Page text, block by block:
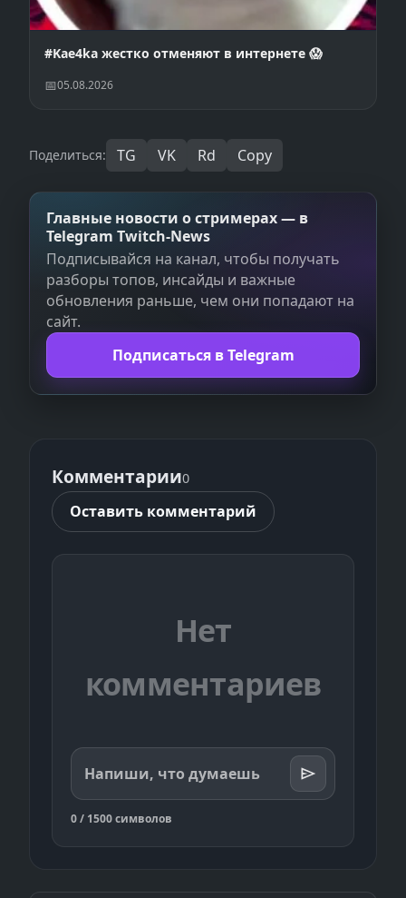
#Kae4ka жестко отменяют в интернете 😱
05.08.2026
Поделиться: TG VK Rd Copy
Главные новости о стримерах — в
Telegram Twitch‑News
Подписывайся на канал, чтобы получать
разборы топов, инсайды и важные
обновления раньше, чем они попадают на
сайт.
Подписаться в Telegram
Комментарии0
Оставить комментарий
Нет
комментариев
Напиши, что думаешь
0 / 1500 символов